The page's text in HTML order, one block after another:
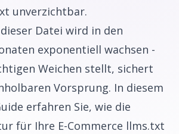
unverzichtbar.
Datei wird in den
exponentiell wachsen -
Weichen stellt, sichert
Vorsprung. In diesem
erfahren Sie, wie die
für Ihre E-Commerce llms.txt